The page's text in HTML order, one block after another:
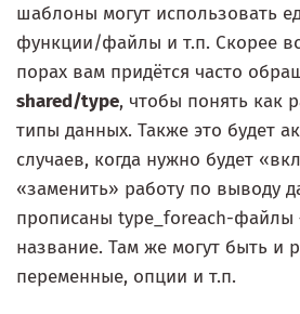
шаблоны могут использовать
функции/файлы и т.п. Скорее
порах вам придётся часто
shared/type, чтобы понять как
типы данных. Также это будет
случаев, когда нужно будет
«заменить» работу по выводу
прописаны type_foreach-файлы
название. Там же могут быть и
переменные, опции и т.п.